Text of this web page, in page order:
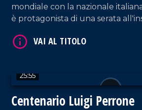
mondiale con la nazionale
è protagonista di una serata
Cleto.
25:55
Centenario Luigi Perrone